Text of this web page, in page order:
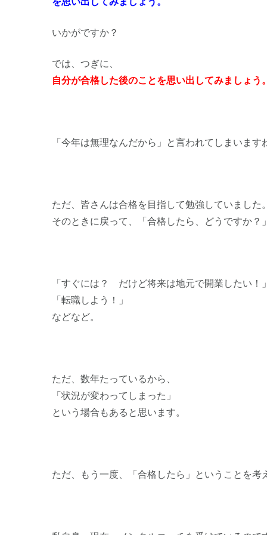
いかがですか？
では、つぎに、
自分が合格した後のことを思い出してみましょう。
「今年は無理なんだから」と言われてしまいます
ただ、皆さんは合格を目指して勉強していました。
そのときに戻って、「合格したら、どうですか？」
「すぐには？ だけど将来は地元で開業したい！」
「転職しよう！」
などなど。
ただ、数年たっているから、
「状況が変わってしまった」
という場合もあると思います。
ただ、もう一度、「合格したら」ということを考